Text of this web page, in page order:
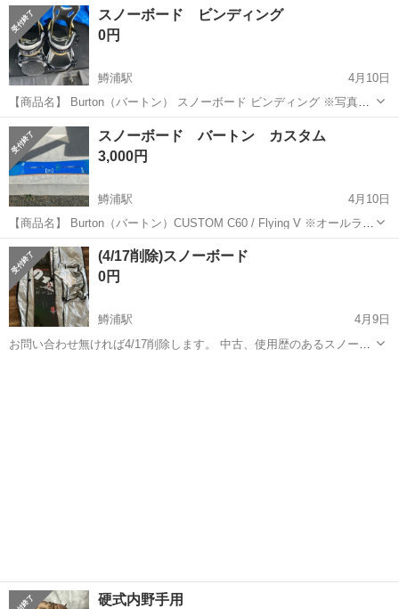
スノーボード ビンディング
0円
鱒浦駅
4月10日
【商品名】 Burton（バートン） スノーボード ビンディング ※写真の
モデル（黒×白×ゴールド系） 【状態】 ・全体的に使用感あり ・スト
ラップ、ラチェット動作は問題なし ・ハイバックに軽いスレあり ・フ
ットベッドの汚...
北海道 網走市 鱒浦駅 スノーボード ビンディング
スノーボード バートン カスタム
3,000円
鱒浦駅
4月10日
【商品名】 Burton（バートン）CUSTOM C60 / Flying V ※オールラウ
ンドに使える人気モデル 【サイズ】 表記：60 ※一般的には156〜
160cmクラスの方向けモデルです。 【状態】 ・トップシー...
北海道 網走市 鱒浦駅 スノーボード
(4/17削除)スノーボード
0円
鱒浦駅
4月9日
お問い合わせ無ければ4/17削除します。 中古、使用歴のあるスノーボ
硬式内野手用